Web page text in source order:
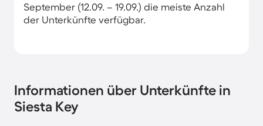
September (12.09. – 19.09.) die meiste Anzahl
der Unterkünfte verfügbar.
Informationen über Unterkünfte in
Siesta Key